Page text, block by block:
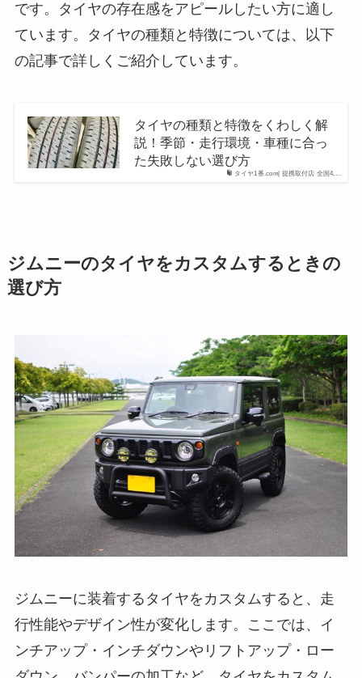
です。タイヤの存在感をアピールしたい方に適し
ています。タイヤの種類と特徴については、以下
の記事で詳しくご紹介しています。
タイヤ1番.com| 提携取付店 全国4,...
タイヤの種類と特徴をくわしく解
説！季節・走行環境・車種に合っ
た失敗しない選び方
ジムニーのタイヤをカスタムするときの
選び方
ジムニーに装着するタイヤをカスタムすると、走
行性能やデザイン性が変化します。ここでは、イ
ンチアップ・インチダウンやリフトアップ・ロー